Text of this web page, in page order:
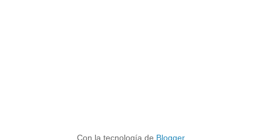
Con la tecnología de Blogger.